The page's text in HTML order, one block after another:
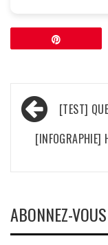
de
l’article
[TEST]
[INFOGRAPHIE]
ABONNEZ-